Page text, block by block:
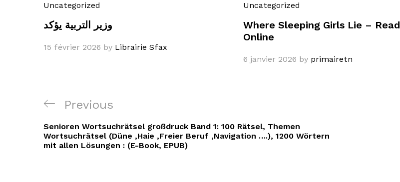
Uncategorized
وزير التربية يؤكد
15 février 2026 by Librairie Sfax
Uncategorized
Where Sleeping Girls Lie – Read
Online
6 janvier 2026 by primairetn
Navigation
de
l’article
Previous
Post
Previous
Senioren Wortsuchrätsel großdruck Band 1: 100 Rätsel, Themen
Wortsuchrätsel (Düne ,Haie ,Freier Beruf ,Navigation ….), 1200 Wörtern
mit allen Lösungen : (E-Book, EPUB)